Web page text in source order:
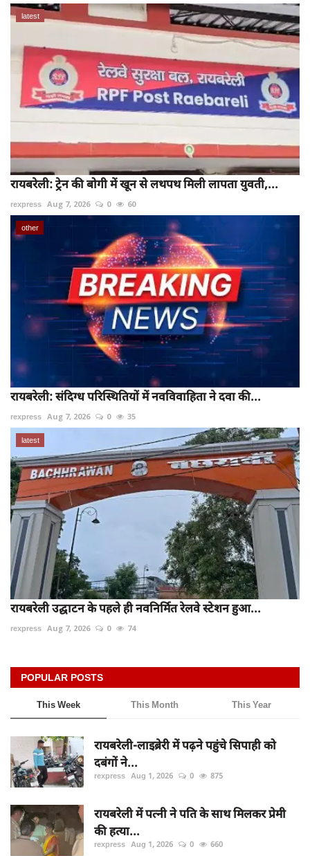
latest
रायबरेली: ट्रेन की बोगी में खून से लथपथ मिली लापता युवती,...
rexpress Aug 7, 2026 0 60
other
रायबरेली: संदिग्ध परिस्थितियों में नवविवाहिता ने दवा की...
rexpress Aug 7, 2026 0 35
latest
रायबरेली उद्घाटन के पहले ही नवनिर्मित रेलवे स्टेशन हुआ...
rexpress Aug 7, 2026 0 74
POPULAR POSTS
This Week This Month This Year
रायबरेली-लाइब्रेरी में पढ़ने पहुंचे सिपाही को
दबंगों ने...
rexpress Aug 1, 2026 0 875
रायबरेली में पत्नी ने पति के साथ मिलकर प्रेमी
की हत्या...
rexpress Aug 1, 2026 0 660